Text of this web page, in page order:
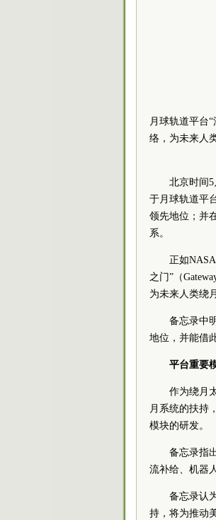
月球轨道平台
络，为未来人
北京时间
于月球轨道平
领先地位；并
系。
正如
之门”（
为未来人类绕
备忘录中
地位，并能借
平台重要
作为绕月
月系统的扶持
模块的研发。
备忘录指
流补给、机器
备忘录认
持，将为推动